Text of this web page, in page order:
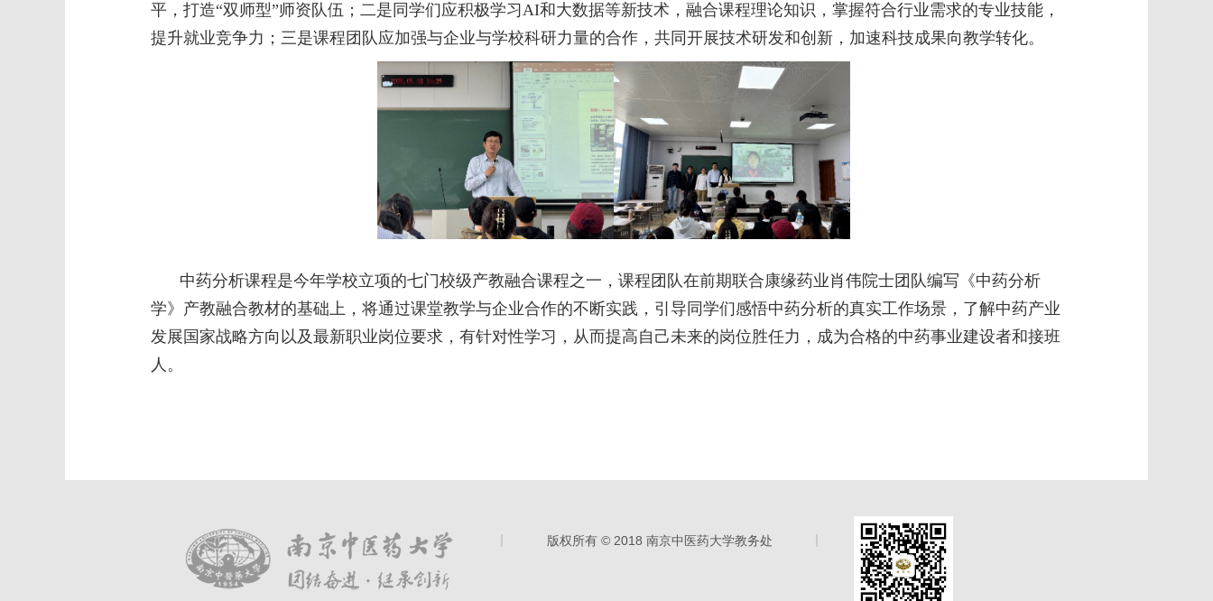
平，打造“双师型”师资队伍；二是同学们应积极学习 AI和大数据等新技术，融合课程理论知识，掌握符合行业需求的专业技能，
提升就业竞争力；三是课程团队应加强与企业与学校科研力量的合作，共同开展技术研发和创新，加速科技成果向教学转化。
中药分析课程是今年学校立项的七门校级产教融合课程之一，课程团队在前期联合康缘药业肖伟院士团队编写《中药分析
学》产教融合教材的基础上，将通过课堂教学与企业合作的不断实践，引导同学们感悟中药分析的真实工作场景，了解中药产业
发展国家战略方向以及最新职业岗位要求，有针对性学习，从而提高自己未来的岗位胜任力，成为合格的中药事业建设者和接班
人。
版权所有 © 2018 南京中医药大学教务处